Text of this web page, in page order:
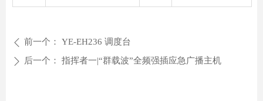
ꄴ 前一个： YE-EH236 调度台
ꄲ 后一个： 指挥者一|“群载波”全频强插应急广播主机